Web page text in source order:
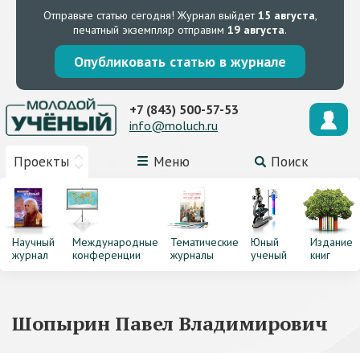
Отправьте статью сегодня! Журнал выйдет15 августа,
печатный экземпляр отправим 19 августа.
Опубликовать статью в журнале
Проекты Меню Поиск
+7 (843) 500-57-53
info@moluch.ru
Научный
журнал
Международные
конференции
Тематические
журналы
Юный
ученый
Издание
книг
Шопырин Павел Владимирович